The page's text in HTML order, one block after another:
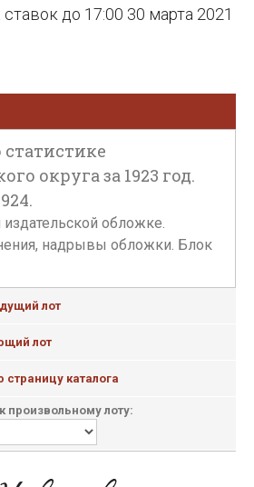
до 17:00 30 марта 2021
округа за 1923 год.
обложке.
надрывы обложки. Блок
лот
лот
каталога
произвольному лоту: